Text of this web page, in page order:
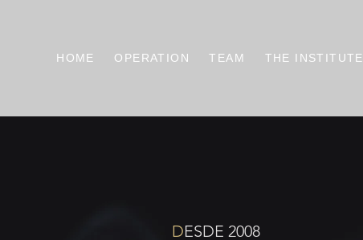
HOME OPERATION TEAM THE INSTITUTE
DESDE 2008